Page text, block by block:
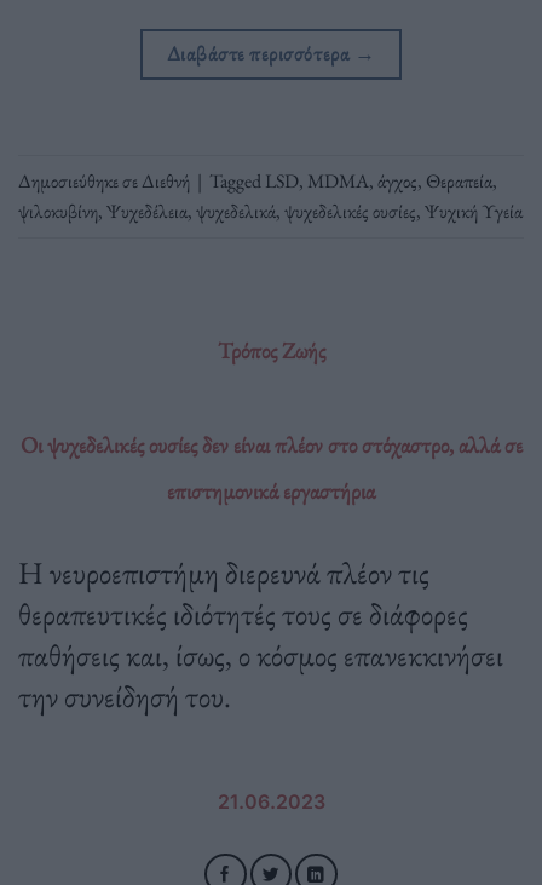
Διαβάστε περισσότερα →
Δημοσιεύθηκε σεΔιεθνή | TaggedLSD, MDMA,άγχος, Θεραπεία,
ψιλοκυβίνη,Ψυχεδέλεια,ψυχεδελικά,ψυχεδελικές ουσίες,Ψυχική Υγεία
Τρόπος Ζωής
Οι ψυχεδελικές ουσίες δεν είναι πλέον στο στόχαστρο, αλλά σε
επιστημονικά εργαστήρια
Η νευροεπιστήμη διερευνά πλέον τις
θεραπευτικές ιδιότητές τους σε διάφορες
παθήσεις και, ίσως, ο κόσμος επανεκκινήσει
την συνείδησή του.
21.06.2023